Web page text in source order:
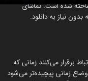
ژانر انیمیشن ساخته شده است. تماشای
برقرار می‌کنند زمانی که
زمانی پیچیده‌تر می‌شود